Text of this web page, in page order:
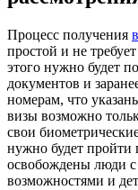
Процесс получения
простой и не
этого нужно будет
документов и
номерам, что
визы возможно
свои
нужно будет пройти
освобождены люди
возможностями и